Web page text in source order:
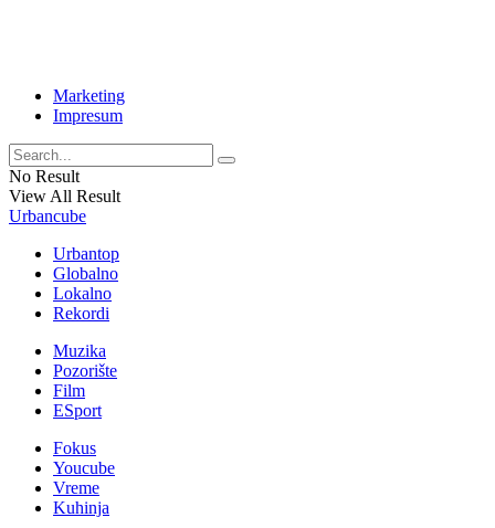
Marketing
Impresum
No Result
View All Result
Urbancube
Urbantop
Globalno
Lokalno
Rekordi
Muzika
Pozorište
Film
ESport
Fokus
Youcube
Vreme
Kuhinja